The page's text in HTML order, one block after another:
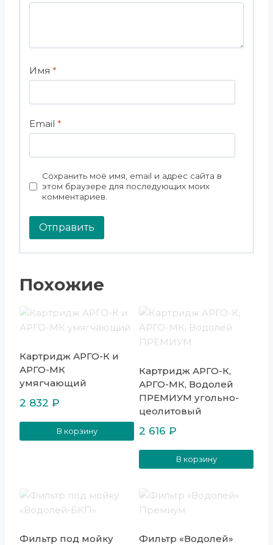
Имя *
Email *
Сохранить моё имя, email и адрес сайта в
этом браузере для последующих моих
комментариев.
Похожие
Картридж АРГО-К и
АРГО-МК
умягчающий
2 832 ₽
В корзину
Картридж АРГО-К,
АРГО-МК, Водолей
ПРЕМИУМ угольно-
цеолитовый
2 616 ₽
В корзину
Фильтр под мойку
Фильтр «Водолей»